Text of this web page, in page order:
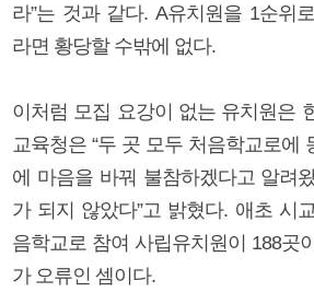
라”는 것과 같다. A유치원을 1순위
라면 황당할 수밖에 없다.
이처럼 모집 요강이 없는 유치원은
교육청은 “두 곳 모두 처음학교로에
에 마음을 바꿔 불참하겠다고 알려
가 되지 않았다”고 밝혔다. 애초 시
음학교로 참여 사립유치원이 188곳
가 오류인 셈이다.